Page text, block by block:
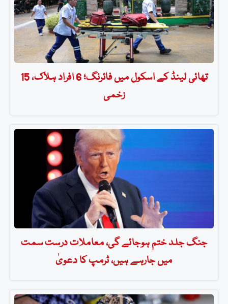
تھائی لینڈ کے اسکول میں فائرنگ؛ 6 افراد ہلاک، 15
زخمی
جنگ جلد ختم ہوجائے گی، معاملات درست سمت
میں جارہے ہیں، ٹرمپ کا دعویٰ